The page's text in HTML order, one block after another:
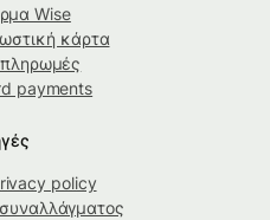
Wise
κάρτα
payments
policy